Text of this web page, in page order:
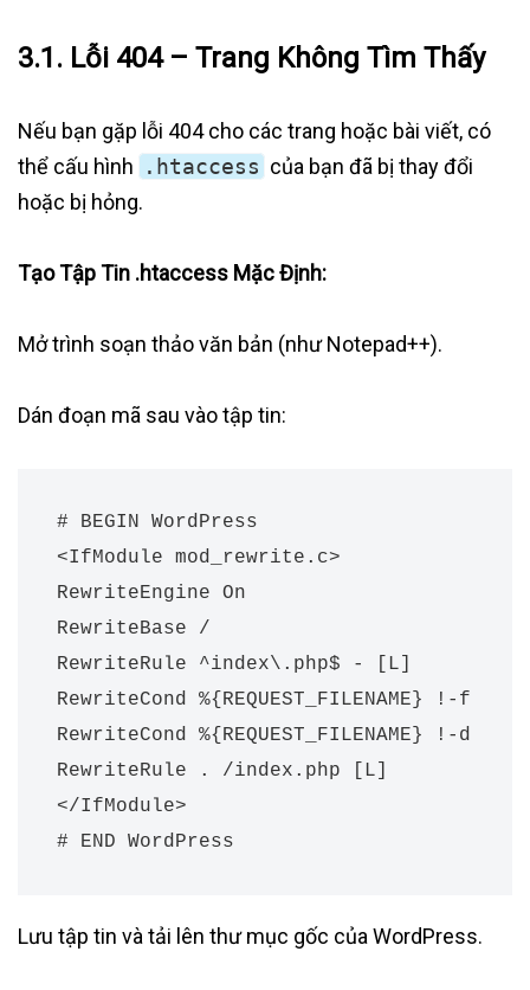
3.1. Lỗi 404 – Trang Không Tìm Thấy
Nếu bạn gặp lỗi 404 cho các trang hoặc bài viết, có
thể cấu hình
.htaccess của bạn đã bị thay đổi
hoặc bị hỏng.
Tạo Tập Tin .htaccess Mặc Định:
Mở trình soạn thảo văn bản (như Notepad++).
Dán đoạn mã sau vào tập tin:
# BEGIN WordPress
<IfModule mod_rewrite.c>
RewriteEngine On
RewriteBase /
RewriteRule ^index\.php$ - [L]
RewriteCond %{REQUEST_FILENAME} !-f
RewriteCond %{REQUEST_FILENAME} !-d
RewriteRule . /index.php [L]
</IfModule>
# END WordPress
Lưu tập tin và tải lên thư mục gốc của WordPress.